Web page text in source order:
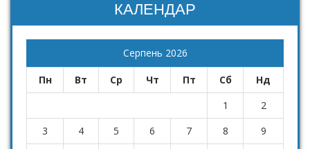
КАЛЕНДАР
Серпень 2026
Пн Вт Ср Чт Пт Сб
Нд
1
2
3
4 5 6 7 8
9